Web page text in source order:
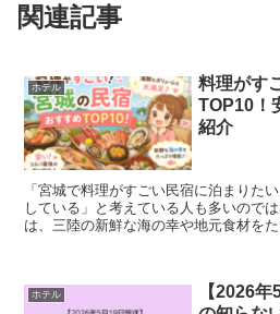
関連記事
ホテル
料理がす
TOP10！
紹介
「宮城で料理がすごい民宿に泊まりた
している」と考えている人も多いのではない
は、三陸の新鮮な海の幸や地元食材を
ホテル
【2026